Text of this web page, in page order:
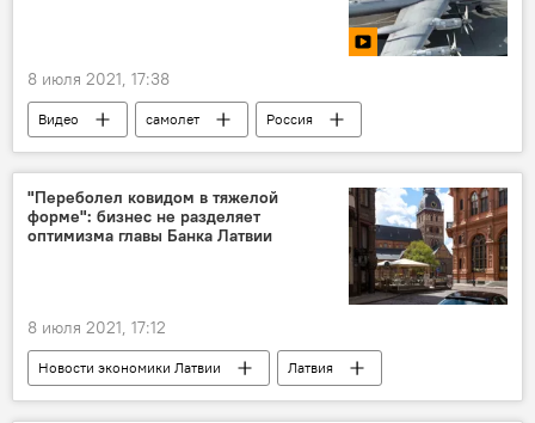
8 июля 2021, 17:38
Видео самолет
Россия
учения
"Переболел ковидом в тяжелой
форме": бизнес не разделяет
оптимизма главы Банка Латвии
8 июля 2021, 17:12
Новости экономики Латвии
Латвия
Мартиньш Казакс